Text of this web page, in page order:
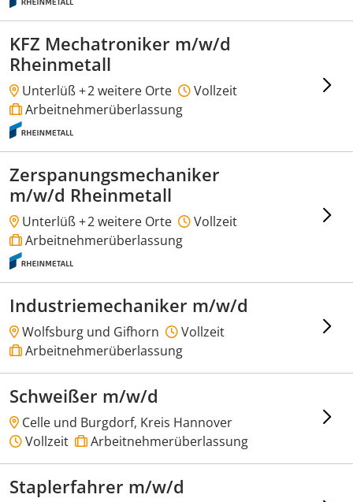
KFZ Mechatroniker m/w/d
Rheinmetall
Unterlüß +2 weitere Orte
Vollzeit
Arbeitnehmerüberlassung
Zerspanungsmechaniker
m/w/d Rheinmetall
Unterlüß +2 weitere Orte
Vollzeit
Arbeitnehmerüberlassung
Industriemechaniker m/w/d
Wolfsburg und Gifhorn
Vollzeit
Arbeitnehmerüberlassung
Schweißer m/w/d
Celle und Burgdorf, Kreis Hannover
Vollzeit
Arbeitnehmerüberlassung
Staplerfahrer m/w/d